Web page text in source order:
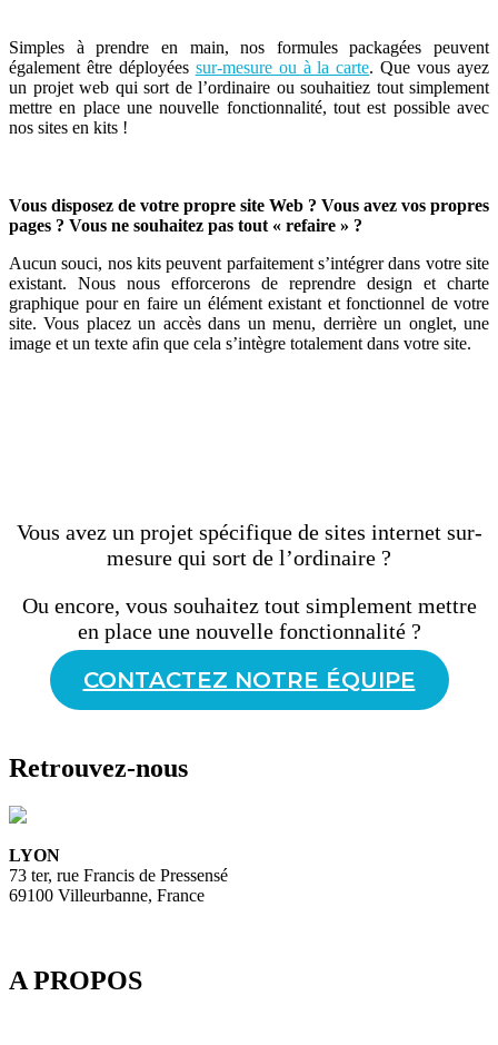
Simples à prendre en main, nos formules packagées peuvent
également être déployées sur-mesure ou à la carte. Que vous ayez
un projet web qui sort de l’ordinaire ou souhaitiez tout simplement
mettre en place une nouvelle fonctionnalité, tout est possible avec
nos sites en kits !
Vous disposez de votre propre site Web ? Vous avez vos propres
pages ? Vous ne souhaitez pas tout « refaire » ?
Aucun souci, nos kits peuvent parfaitement s’intégrer dans votre site
existant. Nous nous efforcerons de reprendre design et charte
graphique pour en faire un élément existant et fonctionnel de votre
site. Vous placez un accès dans un menu, derrière un onglet, une
image et un texte afin que cela s’intègre totalement dans votre site.
Vous avez un projet spécifique de sites internet sur-
mesure qui sort de l’ordinaire ?
Ou encore, vous souhaitez tout simplement mettre
en place une nouvelle fonctionnalité ?
CONTACTEZ NOTRE ÉQUIPE
Retrouvez-nous
LYON
73 ter, rue Francis de Pressensé
69100 Villeurbanne, France
A PROPOS